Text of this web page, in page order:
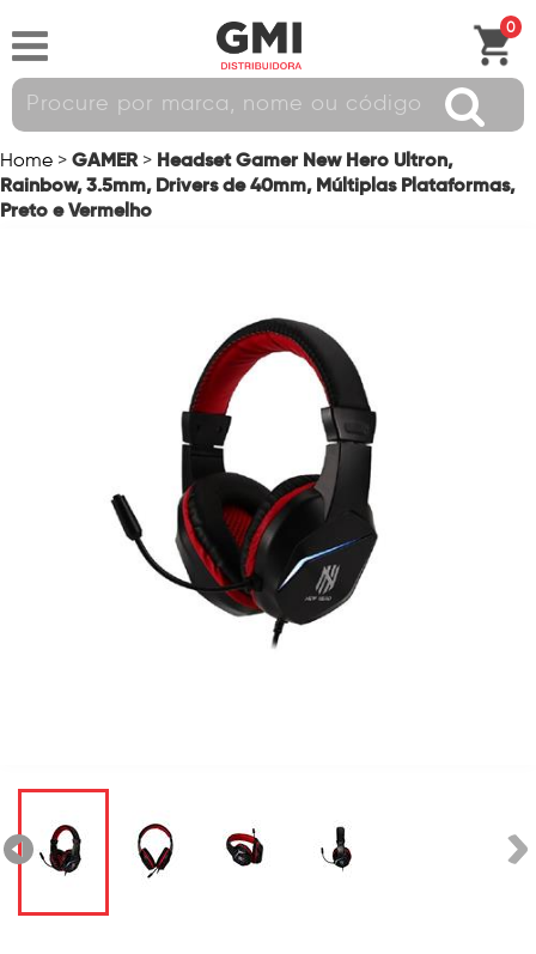
0
Home > GAMER > Headset Gamer New Hero Ultron,
Rainbow, 3.5mm, Drivers de 40mm, Múltiplas Plataformas,
Preto e Vermelho